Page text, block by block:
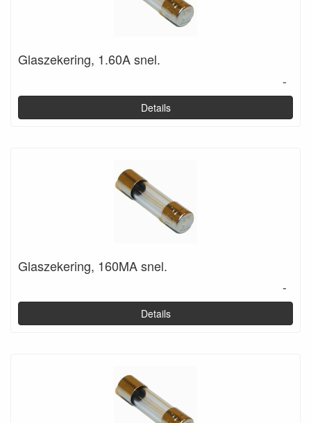
Glaszekering, 1.60A snel.
-
Details
Glaszekering, 160MA snel.
-
Details